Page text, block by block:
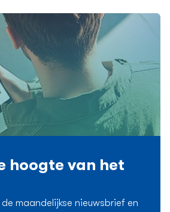
hoogte van het
maandelijkse nieuwsbrief en